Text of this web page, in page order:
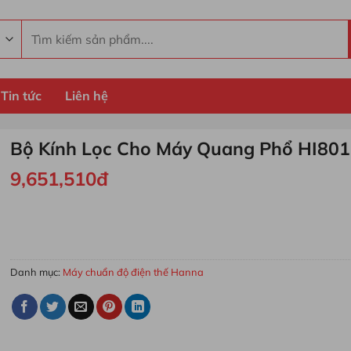
kiếm:
Tin tức Liên hệ
Bộ Kính Lọc Cho Máy Quang Phổ
9,651,510đ
Danh mục: Máy chuẩn độ điện thế Hanna